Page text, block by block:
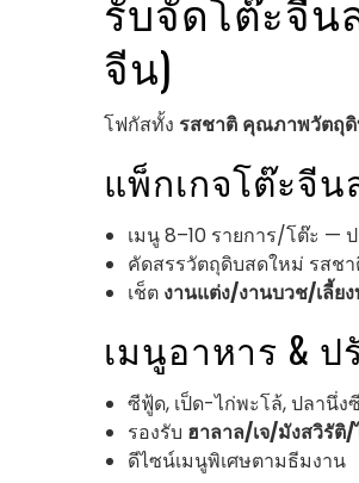
จีน)
โฟกัสทั้ง รสชาติ คุณภาพวัตถุ
แพ็กเกจโต๊ะจี
เมนู 8–10 รายการ/โต๊ะ —
คัดสรรวัตถุดิบสดใหม่ รสช
เช็ต งานแต่ง/งานบวช/เลี้ย
เมนูอาหาร & ป
ซีฟู้ด, เป็ด-ไก่พะโล้, ปลานึ่ง
รองรับ ฮาลาล/เจ/มังสวิรัติ/
ดีไซน์เมนูพิเศษตามธีมงาน